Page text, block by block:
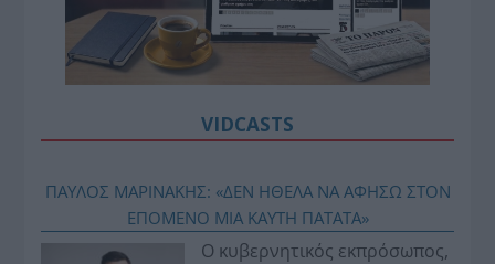
VIDCASTS
ΠΑΥΛΟΣ ΜΑΡΙΝΑΚΗΣ: «ΔΕΝ ΗΘΕΛΑ ΝΑ ΑΦΗΣΩ ΣΤΟΝ
ΕΠΟΜΕΝΟ ΜΙΑ ΚΑΥΤΗ ΠΑΤΑΤΑ»
Ο κυβερνητικός εκπρόσωπος,